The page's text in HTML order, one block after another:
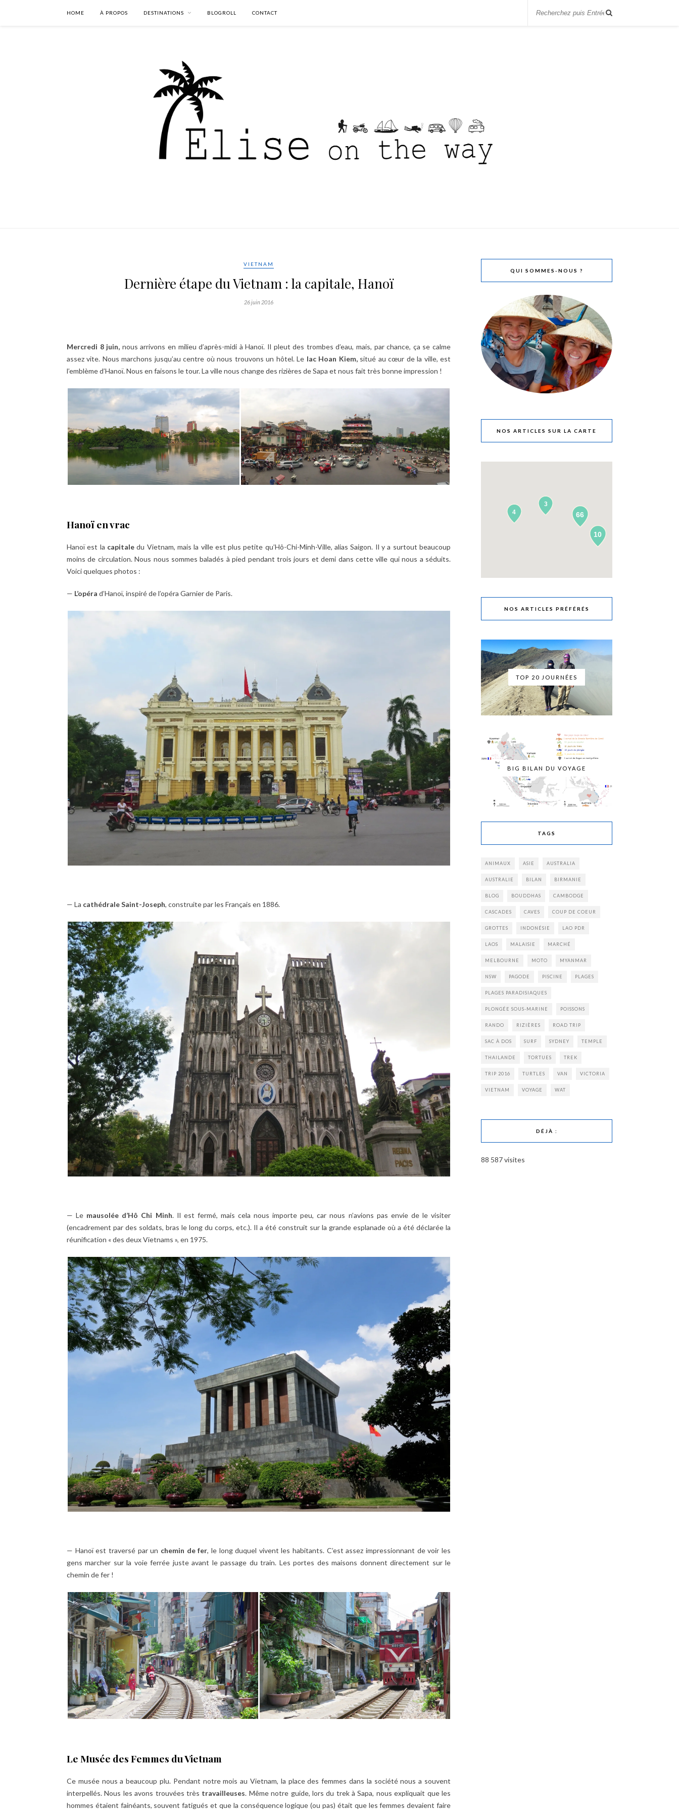
HOME À PROPOS DESTINATIONS BLOGROLL CONTACT
VIETNAM
Dernière étape du Vietnam : la capitale, Hanoï
26 juin 2016
Mercredi 8 juin, nous arrivons en milieu d’après-midi à Hanoï. Il pleut des trombes d’eau, mais, par chance, ça se calme
assez vite. Nous marchons jusqu’au centre où nous trouvons un hôtel. Le lac Hoan Kiem,situé au cœur de la ville, est
l’emblème d’Hanoï. Nous en faisons le tour. La ville nous change des rizières de Sapa et nous fait très bonne impression !
Hanoï en vrac
Hanoï est la capitaledu Vietnam, mais la ville est plus petite qu’Hô-Chi-Minh-Ville, alias Saigon. Il y a surtout beaucoup
moins de circulation. Nous nous sommes baladés à pied pendant trois jours et demi dans cette ville qui nous a séduits.
Voici quelques photos :
— L’opéra d’Hanoï, inspiré de l’opéra Garnier de Paris.
— La cathédrale Saint-Joseph, construite par les Français en 1886.
— Le mausolée d’Hô Chi Minh. Il est fermé, mais cela nous importe peu, car nous n’avions pas envie de le visiter
(encadrement par des soldats, bras le long du corps, etc.). Il a été construit sur la grande esplanade où a été déclarée la
réunification « des deux Vietnams », en 1975.
— Hanoï est traversé par un chemin de fer, le long duquel vivent les habitants. C’est assez impressionnant de voir les
gens marcher sur la voie ferrée juste avant le passage du train. Les portes des maisons donnent directement sur le
chemin de fer !
Le Musée des Femmes du Vietnam
Ce musée nous a beaucoup plu. Pendant notre mois au Vietnam, la place des femmes dans la société nous a souvent
interpellés. Nous les avons trouvées très travailleuses. Même notre guide, lors du trek à Sapa, nous expliquait que les
hommes étaient fainéants, souvent fatigués et que la conséquence logique (ou pas) était que les femmes devaient faire
QUI SOMMES-NOUS ?
NOS ARTICLES SUR LA CARTE
3
10
66
4
NOS ARTICLES PRÉFÉRÉS
TOP 20 JOURNÉES
BIG BILAN DU VOYAGE
TAGS
ANIMAUX ASIE AUSTRALIA
AUSTRALIE BILAN BIRMANIE
BLOG BOUDDHAS CAMBODGE
CASCADES CAVES COUP DE COEUR
GROTTES INDONÉSIE LAO PDR
LAOS MALAISIE MARCHÉ
MELBOURNE MOTO MYANMAR
NSW PAGODE PISCINE PLAGES
PLAGES PARADISIAQUES
PLONGÉE SOUS-MARINE POISSONS
RANDO RIZIÈRES ROAD TRIP
SAC À DOS SURF SYDNEY TEMPLE
THAILANDE TORTUES TREK
TRIP 2016 TURTLES VAN VICTORIA
VIETNAM VOYAGE WAT
DÉJÀ :
88 587 visites